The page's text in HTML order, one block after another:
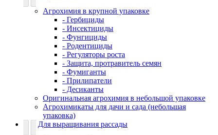
Агрохимия в крупной упаковке
- Гербициды
- Инсектициды
- Фунгициды
- Родентициды
- Регуляторы роста
- Защита, протравитель семян
- Фумиганты
- Прилипатели
- Десиканты
Оригинальная агрохимия в небольшой упаковке
Агрохимикаты для дачи и сада (небольшая
упаковка)
Для выращивания рассады